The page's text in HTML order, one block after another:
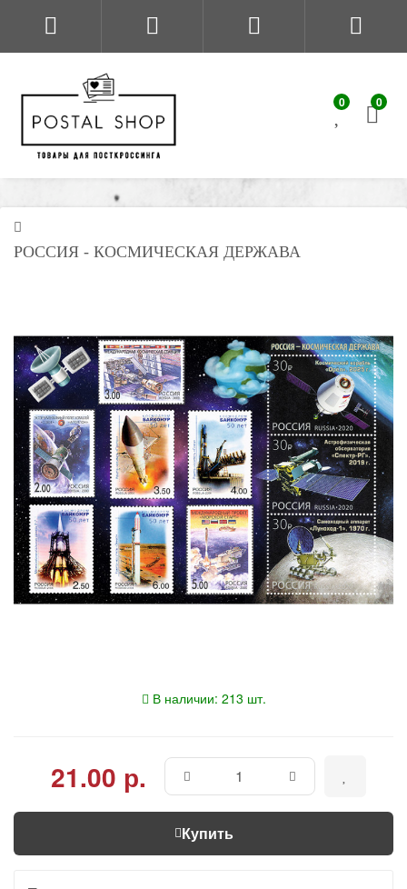
0 0
РОССИЯ - КОСМИЧЕСКАЯ ДЕРЖАВА
В наличии: 213 шт.
21.00 р.
Купить